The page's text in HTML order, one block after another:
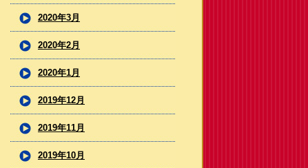
2020年3月
2020年2月
2020年1月
2019年12月
2019年11月
2019年10月